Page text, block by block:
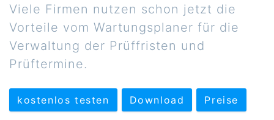
Viele Firmen nutzen schon jetzt die
Vorteile vom Wartungsplaner für die
Verwaltung der Prüffristen und
Prüftermine.
kostenlos testen Download Preise